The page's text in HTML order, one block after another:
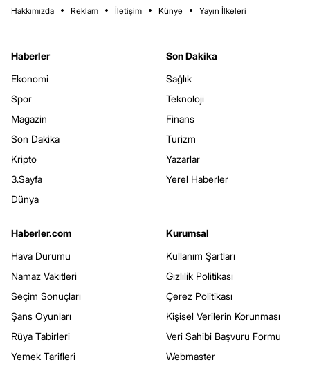
Hakkımızda Reklam İletişim Künye Yayın İlkeleri
Haberler
Ekonomi
Spor
Magazin
Son Dakika
Kripto
3.Sayfa
Dünya
Son Dakika
Sağlık
Teknoloji
Finans
Turizm
Yazarlar
Yerel Haberler
Haberler.com
Hava Durumu
Namaz Vakitleri
Seçim Sonuçları
Şans Oyunları
Rüya Tabirleri
Yemek Tarifleri
Kurumsal
Kullanım Şartları
Gizlilik Politikası
Çerez Politikası
Kişisel Verilerin Korunması
Veri Sahibi Başvuru Formu
Webmaster